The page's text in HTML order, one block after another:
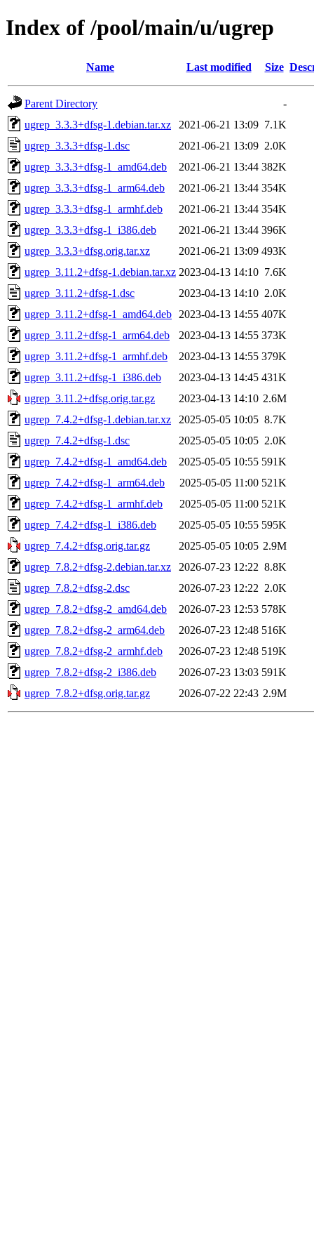
Index of /pool/main/u/ugrep
Name Last modified Size
Parent Directory
-
ugrep_3.3.3+dfsg-1.debian.tar.xz
2021-06-21 13:09 7.1K
ugrep_3.3.3+dfsg-1.dsc
2021-06-21 13:09 2.0K
ugrep_3.3.3+dfsg-1_amd64.deb
2021-06-21 13:44 382K
ugrep_3.3.3+dfsg-1_arm64.deb
2021-06-21 13:44 354K
ugrep_3.3.3+dfsg-1_armhf.deb
2021-06-21 13:44 354K
ugrep_3.3.3+dfsg-1_i386.deb
2021-06-21 13:44 396K
ugrep_3.3.3+dfsg.orig.tar.xz
2021-06-21 13:09 493K
ugrep_3.11.2+dfsg-1.debian.tar.xz 2023-04-13 14:10 7.6K
ugrep_3.11.2+dfsg-1.dsc
2023-04-13 14:10 2.0K
ugrep_3.11.2+dfsg-1_amd64.deb
2023-04-13 14:55 407K
ugrep_3.11.2+dfsg-1_arm64.deb
2023-04-13 14:55 373K
ugrep_3.11.2+dfsg-1_armhf.deb
2023-04-13 14:55 379K
ugrep_3.11.2+dfsg-1_i386.deb
2023-04-13 14:45 431K
ugrep_3.11.2+dfsg.orig.tar.gz
2023-04-13 14:10 2.6M
ugrep_7.4.2+dfsg-1.debian.tar.xz
2025-05-05 10:05 8.7K
ugrep_7.4.2+dfsg-1.dsc
2025-05-05 10:05 2.0K
ugrep_7.4.2+dfsg-1_amd64.deb
2025-05-05 10:55 591K
ugrep_7.4.2+dfsg-1_arm64.deb
2025-05-05 11:00 521K
ugrep_7.4.2+dfsg-1_armhf.deb
2025-05-05 11:00 521K
ugrep_7.4.2+dfsg-1_i386.deb
2025-05-05 10:55 595K
ugrep_7.4.2+dfsg.orig.tar.gz
2025-05-05 10:05 2.9M
ugrep_7.8.2+dfsg-2.debian.tar.xz
2026-07-23 12:22 8.8K
ugrep_7.8.2+dfsg-2.dsc
2026-07-23 12:22 2.0K
ugrep_7.8.2+dfsg-2_amd64.deb
2026-07-23 12:53 578K
ugrep_7.8.2+dfsg-2_arm64.deb
2026-07-23 12:48 516K
ugrep_7.8.2+dfsg-2_armhf.deb
2026-07-23 12:48 519K
ugrep_7.8.2+dfsg-2_i386.deb
2026-07-23 13:03 591K
ugrep_7.8.2+dfsg.orig.tar.gz
2026-07-22 22:43 2.9M